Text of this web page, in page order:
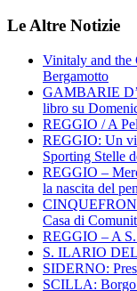
Le Altre Notizie
Vinitaly and the
Bergamotto
GAMBARIE
libro su
REGGIO / A
REGGIO: Un
Sporting Stelle
REGGIO –
la nascita del
Casa di
REGGIO – A
S. ILARIO
SIDERNO:
SCILLA: Borgo